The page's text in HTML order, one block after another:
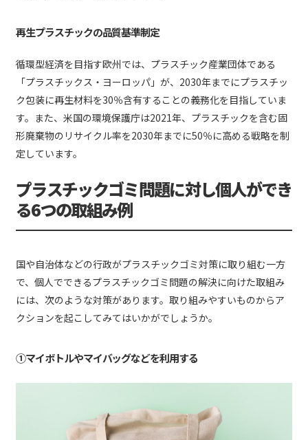
再生プラスチックの品質基準制定
循環型経済を目指す欧州では、プラスチック産業団体である
「プラスチックス・ヨーロッパ」が、2030年までにプラスチッ
ク包装に再生材料を30％含有することの義務化を目指していま
す。また、米国の環境保護庁は2021年、プラスチックを含む固
形廃棄物のリサイクル率を2030年までに50％に高める戦略を制
定しています。
プラスチックゴミ問題に対し個人ができ
る6つの取組み例
国や自治体などの行政がプラスチックゴミ対策に取り組む一方
で、個人でできるプラスチックゴミ問題の解決に向けた取組み
には、次のような対策があります。取り組みやすいものからア
クションを起こしてみてはいかがでしょうか。
①マイボトルやマイバッグなどを利用する